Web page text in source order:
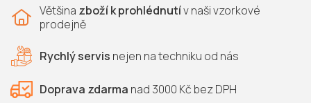
Většina zboží k prohlédnutív naši vzorkové
prodejně
Rychlý servis nejen natechniku od nás
Doprava zdarma nad 3000 Kč bez DPH